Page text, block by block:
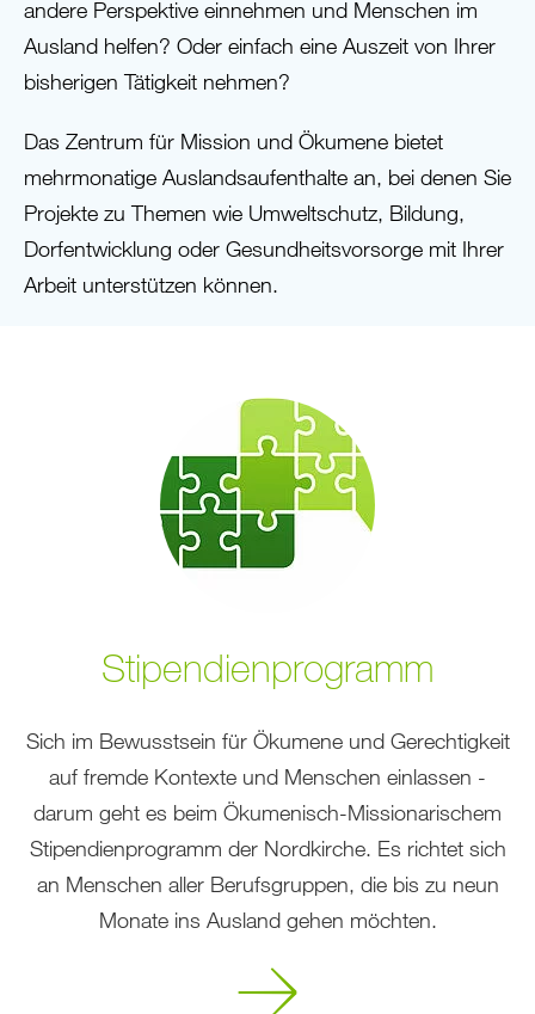
andere Perspektive einnehmen und Menschen im
Ausland helfen? Oder einfach eine Auszeit von Ihrer
bisherigen Tätigkeit nehmen?
Das Zentrum für Mission und Ökumene bietet
mehrmonatige Auslandsaufenthalte an, bei denen Sie
Projekte zu Themen wie Umweltschutz, Bildung,
Dorfentwicklung oder Gesundheitsvorsorge mit Ihrer
Arbeit unterstützen können.
Stipendienprogramm
Sich im Bewusstsein für Ökumene und Gerechtigkeit
auf fremde Kontexte und Menschen einlassen -
darum geht es beim Ökumenisch-Missionarischem
Stipendienprogramm der Nordkirche. Es richtet sich
an Menschen aller Berufsgruppen, die bis zu neun
Monate ins Ausland gehen möchten.